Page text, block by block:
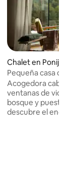
4.88 de
Chalet en Ponijeri
Pequeña casa de
experiencia
Acogedora
ventanas de
bosque y puestas
descubre el